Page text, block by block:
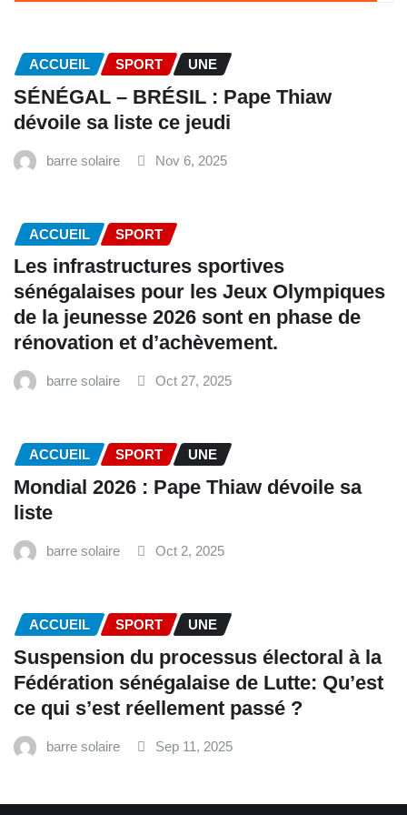
ACCUEIL SPORT UNE
SÉNÉGAL – BRÉSIL : Pape Thiaw
dévoile sa liste ce jeudi
barre solaire Nov 6, 2025
ACCUEIL SPORT
Les infrastructures sportives
sénégalaises pour les Jeux Olympiques
de la jeunesse 2026 sont en phase de
rénovation et d’achèvement.
barre solaire Oct 27, 2025
ACCUEIL SPORT UNE
Mondial 2026 : Pape Thiaw dévoile sa
liste
barre solaire Oct 2, 2025
ACCUEIL SPORT UNE
‎Suspension du processus électoral à la
Fédération sénégalaise de Lutte: Qu’est
ce qui s’est réellement passé ? ‎‎
barre solaire Sep 11, 2025